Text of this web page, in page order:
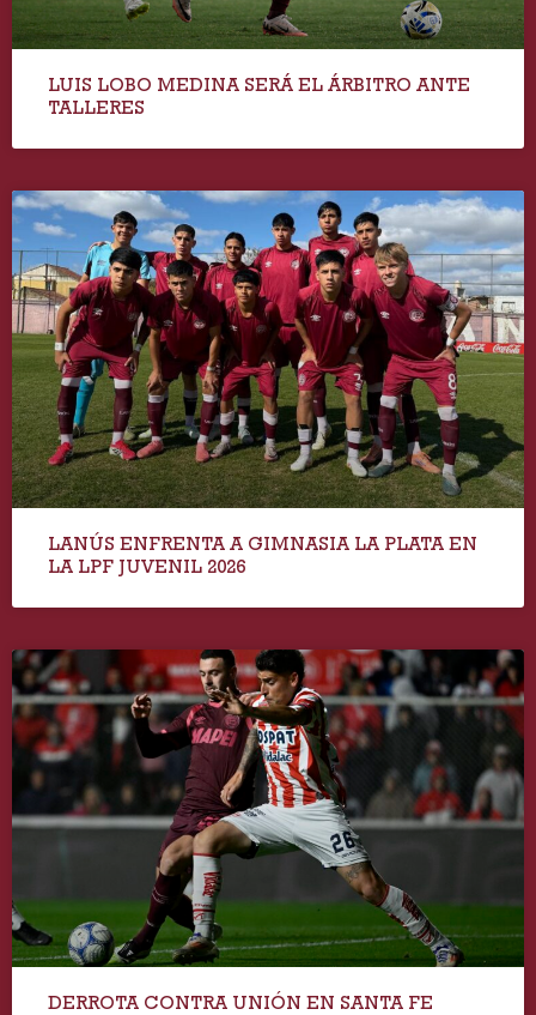
LUIS LOBO MEDINA SERÁ EL ÁRBITRO ANTE
TALLERES
LANÚS ENFRENTA A GIMNASIA LA PLATA EN
LA LPF JUVENIL 2026
DERROTA CONTRA UNIÓN EN SANTA FE